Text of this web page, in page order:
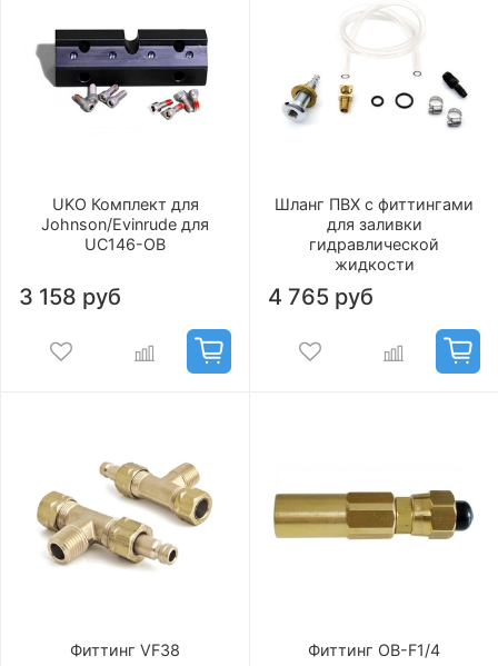
UKO Комплект для
Johnson/Evinrude для
UC146-OB
3 158 руб
Шланг ПВХ с фиттингами
для заливки
гидравлической
жидкости
4 765 руб
Фиттинг VF38 Фиттинг OB-F1/4